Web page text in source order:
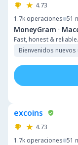
4.73
1.7k operaciones 51
MoneyGram ·
Fast, honest & reliable.
Bienvenidos
excoins
4.73
1.7k operaciones 51